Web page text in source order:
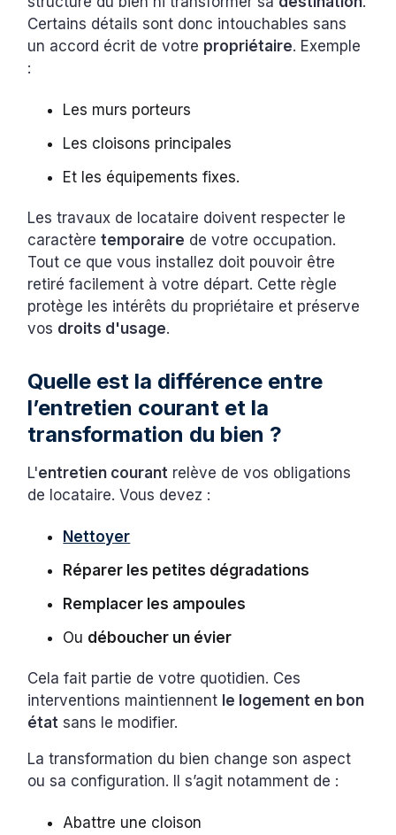
Certains détails sont donc intouchables sans
un accord écrit de votre propriétaire. Exemple
:
Les murs porteurs
Les cloisons principales
Et les équipements fixes.
Les travaux de locataire doivent respecter le
caractèretemporaire de votre occupation.
Tout ce que vous installez doit pouvoir être
retiré facilement à votre départ. Cette règle
protège les intérêts du propriétaire et préserve
vos droits d'usage.
Quelle est la différence entre
l’entretien courant et la
transformation du bien ?
L'entretien courant relève de vos obligations
de locataire. Vous devez :
Nettoyer
Réparer les petites dégradations
Remplacer les ampoules
Ou déboucher un évier
Cela fait partie de votre quotidien. Ces
interventions maintiennent le logement en bon
état sans le modifier.
La transformation du bien change son aspect
ou sa configuration. Il s’agit notamment de :
Abattre une cloison